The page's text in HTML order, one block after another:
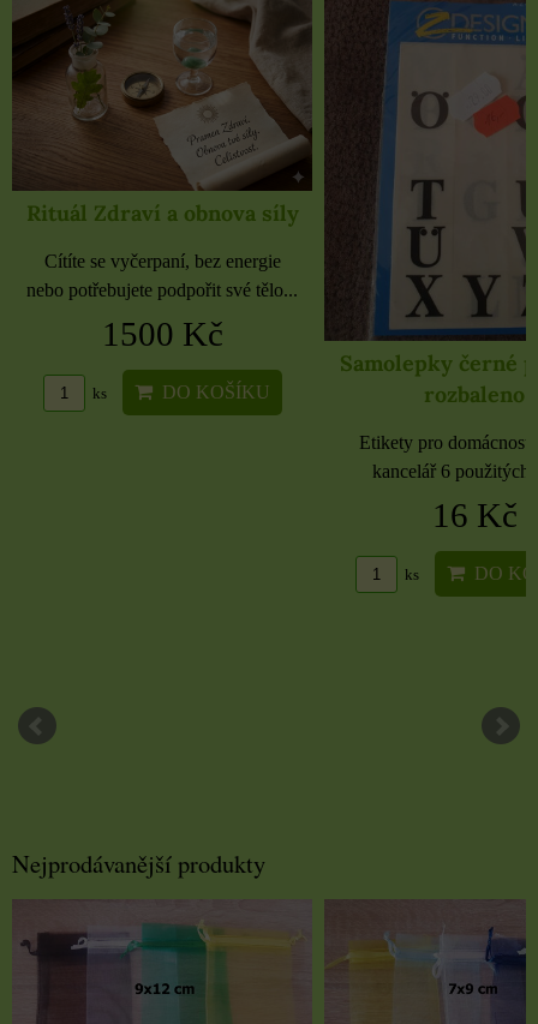
Rituál Zdraví a obnova síly
Cítíte se vyčerpaní, bez energie
nebo potřebujete podpořit své tělo...
1500 Kč
ks DO KOŠÍKU
Samolepky černé
rozbaleno
Etikety pro
kancelář 6 použitých
16 Kč
ks DO
Nejprodávanější produkty